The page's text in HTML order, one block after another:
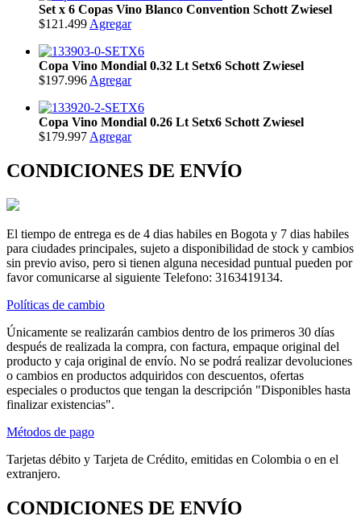
Set x 6 Copas Vino Blanco Convention Schott Zwiesel
$121.499 Agregar
Copa Vino Mondial 0.32 Lt Setx6 Schott Zwiesel
$197.996 Agregar
Copa Vino Mondial 0.26 Lt Setx6 Schott Zwiesel
$179.997 Agregar
CONDICIONES DE ENVÍO
El tiempo de entrega es de 4 dias habiles en Bogota y 7 dias habiles
para ciudades principales, sujeto a disponibilidad de stock y cambios
sin previo aviso, pero si tienen alguna necesidad puntual pueden por
favor comunicarse al siguiente Telefono: 3163419134.
Políticas de cambio
Únicamente se realizarán cambios dentro de los primeros 30 días
después de realizada la compra, con factura, empaque original del
producto y caja original de envío. No se podrá realizar devoluciones
o cambios en productos adquiridos con descuentos, ofertas
especiales o productos que tengan la descripción "Disponibles hasta
finalizar existencias".
Métodos de pago
Tarjetas débito y Tarjeta de Crédito, emitidas en Colombia o en el
extranjero.
CONDICIONES DE ENVÍO